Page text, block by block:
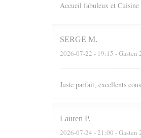
Accueil fabuleux et Cuisine
SERGE M
2026-07-22 - 19:15 - Gasten
Juste parfait, excellents
Lauren P
2026-07-24 - 21:00 - Gasten